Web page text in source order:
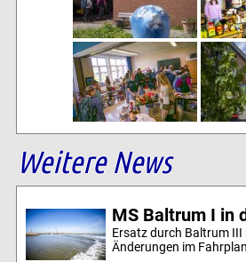
Weitere News
MS Baltrum I in
Ersatz durch Baltrum
Änderungen im